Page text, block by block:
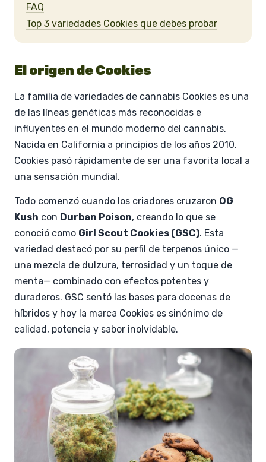
FAQ
Top 3 variedades Cookies que debes probar
El origen de Cookies
La familia de variedades de cannabis Cookies es una
de las líneas genéticas más reconocidas e
influyentes en el mundo moderno del cannabis.
Nacida en California a principios de los años 2010,
Cookies pasó rápidamente de ser una favorita local a
una sensación mundial.
Todo comenzó cuando los criadores cruzaron OG
Kush con Durban Poison, creando lo que se
conoció como Girl Scout Cookies (GSC). Esta
variedad destacó por su perfil de terpenos único —
una mezcla de dulzura, terrosidad y un toque de
menta— combinado con efectos potentes y
duraderos. GSC sentó las bases para docenas de
híbridos y hoy la marca Cookies es sinónimo de
calidad, potencia y sabor inolvidable.